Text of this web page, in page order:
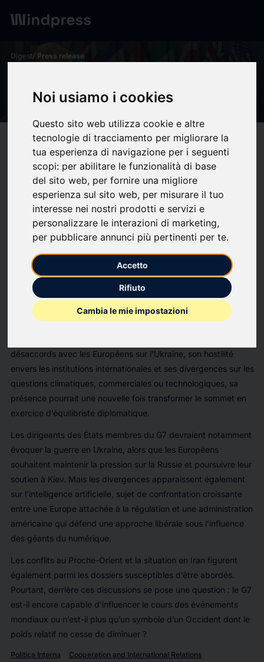
Noi usiamo i cookies
Questo sito web utilizza cookie e altre
tecnologie di tracciamento per migliorare la
tua esperienza di navigazione per i seguenti
scopi: per abilitare le funzionalità di base
del sito web, per fornire una migliore
esperienza sul sito web, per misurare il tuo
interesse nei nostri prodotti e servizi e
personalizzare le interazioni di marketing,
per pubblicare annunci più pertinenti per te.
Accetto
Rifiuto
Cambia le mie impostazioni
Digest/ Press release
Un G7 pour quoi faire ? - IRIS
Compatibility help
(0)bookmark_borderupload Share
Le G7 s’ouvre le 15 juin prochain à Evian. La France en assure
la présidence dans un contexte marqué par les divisions et les
incertitudes. Créé en 1975 à l’initiative de Valéry Giscard
d’Estaing en réponse à la crise économique, ce groupe des
sept pays les plus industrialisés était à l’origine conçu comme
un espace de dialogue informel entre alliés. Aujourd’hui, il est
souvent perçu comme un club occidental en perte d’influence,
où les désaccords l’emportent sur les consensus.
Cette édition est largement dominée par une question : quel
désaccords avec les Européens sur l’Ukraine, son hostilité
envers les institutions internationales et ses divergences sur les
questions climatiques, commerciales ou technologiques, sa
présence pourrait une nouvelle fois transformer le sommet en
exercice d’équilibriste diplomatique.
Les dirigeants des États membres du G7 devraient notamment
évoquer la guerre en Ukraine, alors que les Européens
souhaitent maintenir la pression sur la Russie et poursuivre leur
soutien à Kiev. Mais les divergences apparaissent également
sur l’intelligence artificielle, sujet de confrontation croissante
entre une Europe attachée à la régulation et une administration
américaine qui défend une approche libérale sous l’influence
des géants du numérique.
Les conflits au Proche-Orient et la situation en Iran figurent
également parmi les dossiers susceptibles d’être abordés.
Pourtant, derrière ces discussions se pose une question : le G7
est-il encore capable d’influencer le cours des événements
mondiaux ou n’est-il plus qu’un symbole d’un Occident dont le
poids relatif ne cesse de diminuer ?
Politica Interna
Cooperation and International Relations